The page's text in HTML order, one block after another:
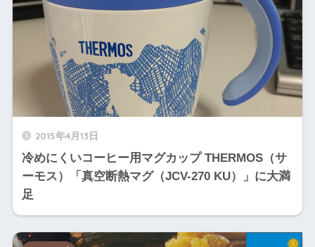
2015年4月13日
冷めにくいコーヒー用マグカップ THERMOS（サ
ーモス）「真空断熱マグ（JCV-270 KU）」に大満
足